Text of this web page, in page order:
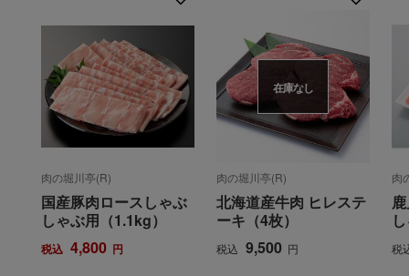
肉の堀川亭(R)
国産豚肉ロースしゃぶ
しゃぶ用（1.1kg）
税込 4,800 円
在庫なし
肉の堀川亭(R)
北海道産牛肉 ヒレステ
ーキ（4枚）
税込 9,500 円
肉
税